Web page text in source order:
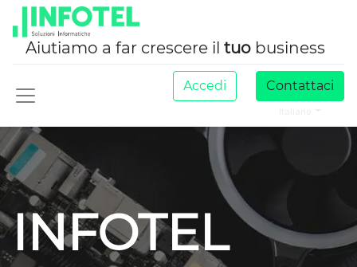
Aiutiamo a far crescere il tuo business
Accedi Contattaci
INFOTEL